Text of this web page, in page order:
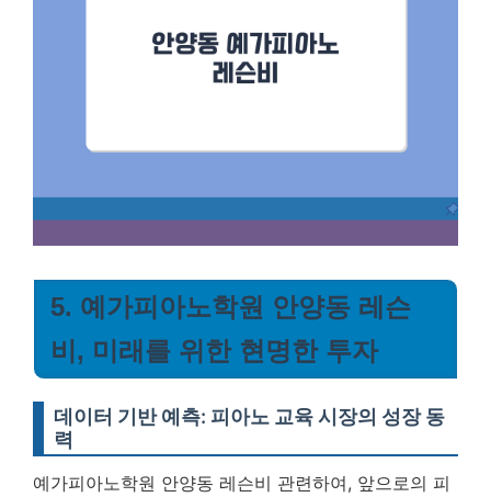
5. 예가피아노학원 안양동 레슨
비, 미래를 위한 현명한 투자
데이터 기반 예측: 피아노 교육 시장의 성장 동
력
예가피아노학원 안양동 레슨비 관련하여, 앞으로의 피